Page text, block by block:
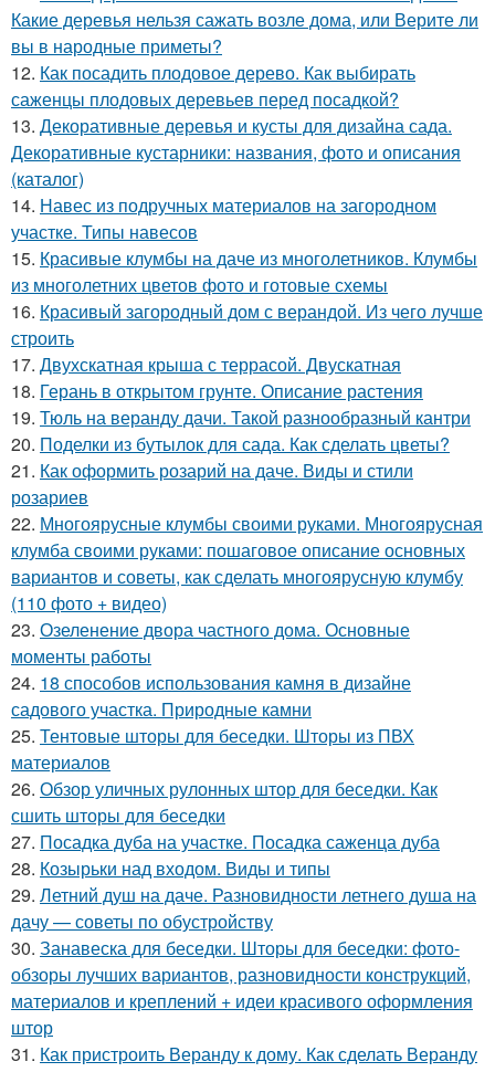
Какие деревья нельзя сажать возле дома, или Верите ли
вы в народные приметы?
12. Как посадить плодовое дерево. Как выбирать
саженцы плодовых деревьев перед посадкой?
13. Декоративные деревья и кусты для дизайна сада.
Декоративные кустарники: названия, фото и описания
(каталог)
14. Навес из подручных материалов на загородном
участке. Типы навесов
15. Красивые клумбы на даче из многолетников. Клумбы
из многолетних цветов фото и готовые схемы
16. Красивый загородный дом с верандой. Из чего лучше
строить
17. Двухскатная крыша с террасой. Двускатная
18. Герань в открытом грунте. Описание растения
19. Тюль на веранду дачи. Такой разнообразный кантри
20. Поделки из бутылок для сада. Как сделать цветы?
21. Как оформить розарий на даче. Виды и стили
розариев
22. Многоярусные клумбы своими руками. Многоярусная
клумба своими руками: пошаговое описание основных
вариантов и советы, как сделать многоярусную клумбу
(110 фото + видео)
23. Озеленение двора частного дома. Основные
моменты работы
24. 18 способов использования камня в дизайне
садового участка. Природные камни
25. Тентовые шторы для беседки. Шторы из ПВХ
материалов
26. Обзор уличных рулонных штор для беседки. Как
сшить шторы для беседки
27. Посадка дуба на участке. Посадка саженца дуба
28. Козырьки над входом. Виды и типы
29. Летний душ на даче. Разновидности летнего душа на
дачу — советы по обустройству
30. Занавеска для беседки. Шторы для беседки: фото-
обзоры лучших вариантов, разновидности конструкций,
материалов и креплений + идеи красивого оформления
штор
31. Как пристроить Веранду к дому. Как сделать Веранду